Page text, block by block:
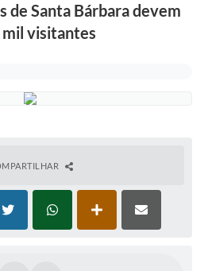
de Santa Bárbara devem
visitantes